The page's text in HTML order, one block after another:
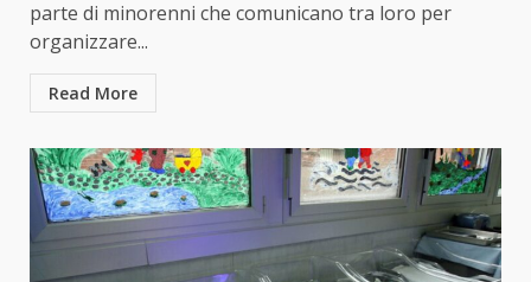
parte di minorenni che comunicano tra loro per
organizzare...
Read More